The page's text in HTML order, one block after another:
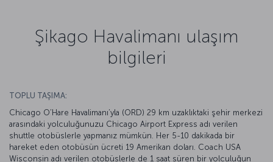
Şikago Havalimanı ulaşım
bilgileri
TOPLU TAŞIMA:
Chicago O’Hare Havalimanı’yla (ORD) 29 km uzaklıktaki şehir merkezi
arasındaki yolculuğunuzu Chicago Airport Express adı verilen
shuttle otobüslerle yapmanız mümkün. Her 5-10 dakikada bir
hareket eden otobüsün ücreti 19 Amerikan doları. Coach USA
Wisconsin adı verilen otobüslerle de 1 saat süren bir yolculuğun